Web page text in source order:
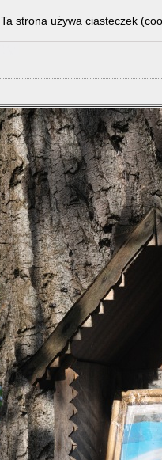
Ta strona używa ciasteczek